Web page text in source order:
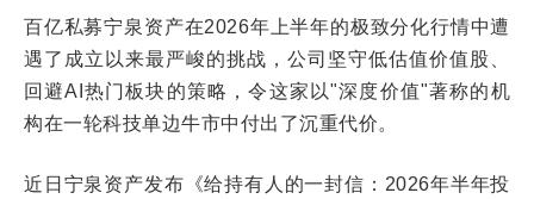
百亿私募宁泉资产在2026年上半年的极致分化行情中遭
遇了成立以来最严峻的挑战，公司坚守低估值价值股、
回避AI热门板块的策略，令这家以"深度价值"著称的机
构在一轮科技单边牛市中付出了沉重代价。
近日宁泉资产发布《给持有人的一封信：2026年半年投